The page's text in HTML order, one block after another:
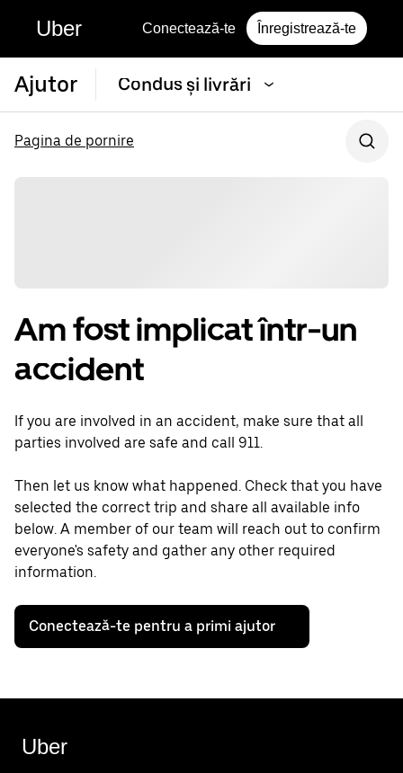
Uber Conectează-te Înregistrează-te
Ajutor Condus și livrări
Pagina de pornire
Am fost implicat într-un
accident
If you are involved in an accident, make sure that all
parties involved are safe and call 911.
Then let us know what happened. Check that you have
selected the correct trip and share all available info
below. A member of our team will reach out to confirm
everyone's safety and gather any other required
information.
Conectează-te pentru a primi ajutor
Uber